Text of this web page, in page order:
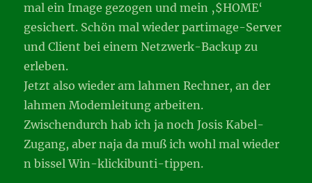
mal ein Image gezogen und mein ‚$HOME‘
gesichert. Schön mal wieder partimage-Server
und Client bei einem Netzwerk-Backup zu
erleben.
Jetzt also wieder am lahmen Rechner, an der
lahmen Modemleitung arbeiten.
Zwischendurch hab ich ja noch Josis Kabel-
Zugang, aber naja da muß ich wohl mal wieder
n bissel Win-klickibunti-tippen.